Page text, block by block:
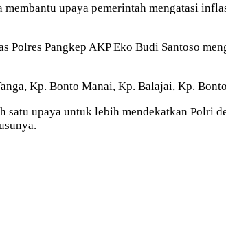
upaya pemerintah mengatasi
Pangkep AKP Eko Budi Santoso
Kp. Bonto Manai, Kp. Balajai, Kp.
upaya untuk lebih mendekatkan Polri